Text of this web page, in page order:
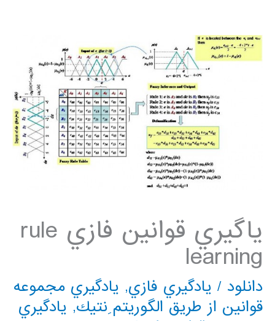
ياگيري قوانين فازي rule
learning
دانلود / يادگيري فازي, يادگيري مجموعه
قوانين از طريق الگوريتم ِنتيك, يادگيري